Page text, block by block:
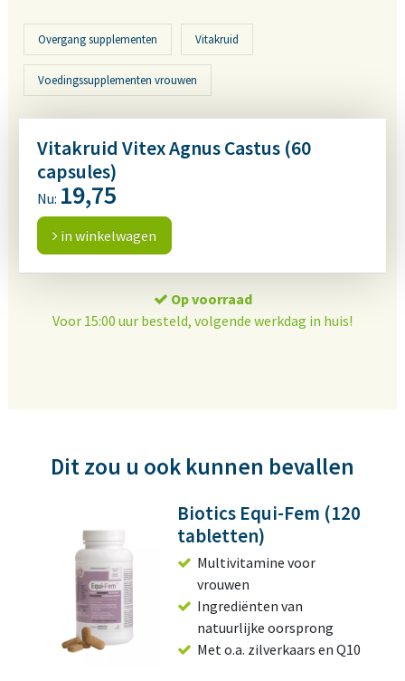
Overgang supplementen Vitakruid
Voedingssupplementen vrouwen
Vitakruid Vitex Agnus Castus (60
capsules)
Nu: 19,75
in winkelwagen
Op voorraad
Voor 15:00 uur besteld, volgende werkdag in huis!
Dit zou u ook kunnen bevallen
Biotics Equi-Fem (120
tabletten)
Multivitamine voor
vrouwen
Ingrediënten van
natuurlijke oorsprong
Met o.a. zilverkaars en Q10